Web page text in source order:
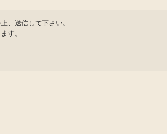
、送信して下さい。
す。